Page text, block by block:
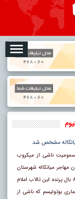
درباره ما ارتباط با ما
ناشی از میکروب
مهاجر میانکاله شهرستان
بهشهر را دلیل اولیه تلف شدن ۸۰۰۰ بال پرنده این تالاب اعلام
بوتولیسم که ناشی از